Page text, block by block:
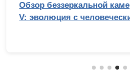
Обзор беззеркальной
V: эволюция с